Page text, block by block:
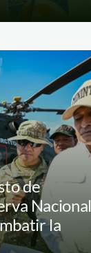
de
Nacional
la